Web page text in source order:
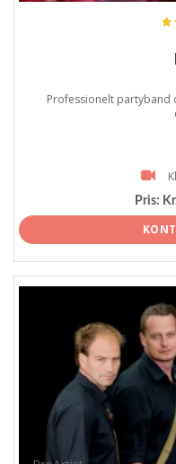
Professionelt
Pris: